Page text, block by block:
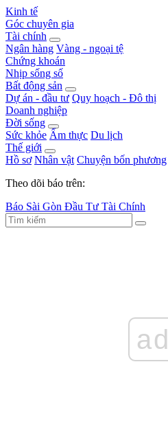
Kinh tế
Góc chuyên gia
Tài chính
Ngân hàng Vàng - ngoại tệ
Chứng khoán
Nhịp sống số
Bất động sản
Dự án - đầu tư Quy hoạch - Đô thị
Doanh nghiệp
Đời sống
Sức khỏe Ẩm thực Du lịch
Thế giới
Hồ sơ Nhân vật Chuyện bốn phương
Theo dõi báo trên:
Báo Sài Gòn Đầu Tư Tài Chính
ad